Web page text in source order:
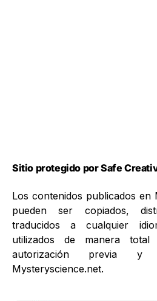
Sitio protegido por Safe
Los contenidos publicados en
pueden ser copiados,
traducidos a cualquier
utilizados de manera
autorización previa
Mysteryscience.net.